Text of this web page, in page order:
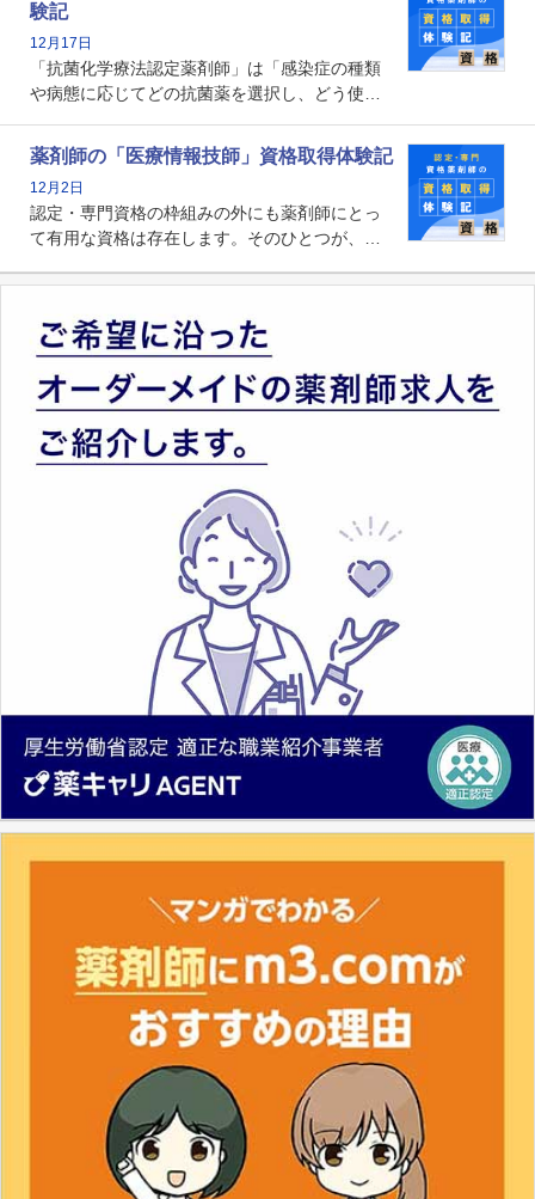
貢献する姿は、今も病院薬剤師にとって一目置
かれる存在です。
験記
12月17日
「抗菌化学療法認定薬剤師」は「感染症の種類
や病態に応じてどの抗菌薬を選択し、どう使っ
る薬剤師です。現在、感染防止対策加算の施設
基準に専任の薬剤師配置が挙げられており、今
後は感染症領域で薬剤師に、より多くの役割が
求められる可能性もあります。
薬剤師の「医療情報技師」資格取得体験記
12月2日
認定・専門資格の枠組みの外にも薬剤師にとっ
て有用な資格は存在します。そのひとつが、
査データ、投薬歴など非常に多岐にわたる医療
とは、病院薬剤師を中心に大きな武器になりま
す。